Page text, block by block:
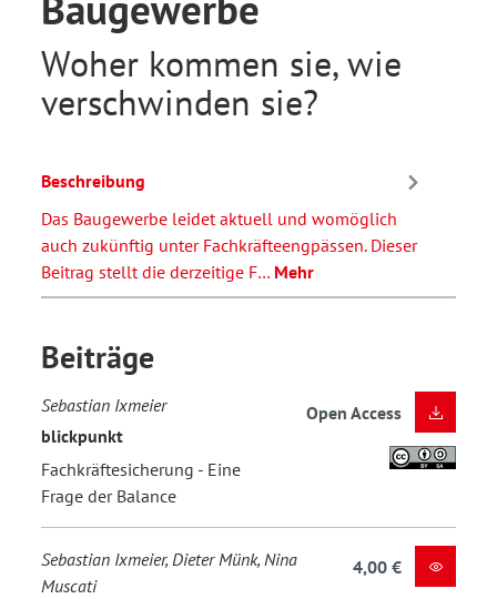
Woher kommen sie, wie
verschwinden sie?
Beschreibung
Das Baugewerbe leidet aktuell und womöglich
auch zukünftig unter Fachkräfteengpässen. Dieser
Beitrag stellt die derzeitige F… Mehr
Beiträge
Sebastian Ixmeier
blickpunkt
Fachkräftesicherung - Eine
Frage der Balance
Open Access
Sebastian Ixmeier, Dieter Münk, Nina
Muscati
4,00 €